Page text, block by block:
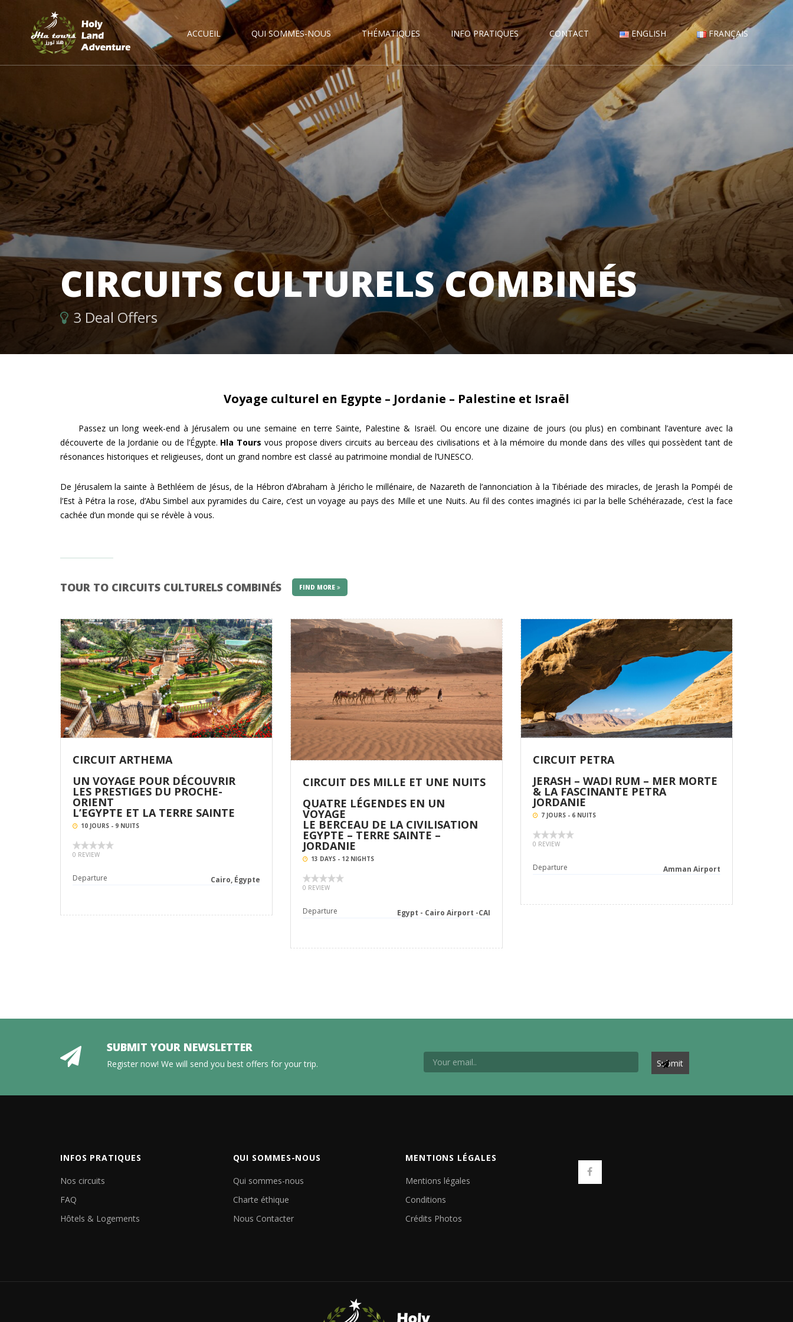
ACCUEIL QUI SOMMES-NOUS THÉMATIQUES INFO PRATIQUES CONTACT ENGLISH FRANÇAIS
CIRCUITS CULTURELS COMBINÉS
3 Deal Offers
Voyage culturel en Egypte – Jordanie – Palestine et Israël
Passez un long week-end à Jérusalem ou une semaine en terre Sainte, Palestine & Israël. Ou encore une dizaine de jours (ou plus) en combinant l’aventure avec la
découverte de la Jordanie ou de l’Égypte. Hla Tours vous propose divers circuits au berceau des civilisations et à la mémoire du monde dans des villes qui possèdent tant de
résonances historiques et religieuses, dont un grand nombre est classé au patrimoine mondial de l’UNESCO.
De Jérusalem la sainte à Bethléem de Jésus, de la Hébron d’Abraham à Jéricho le millénaire, de Nazareth de l’annonciation à la Tibériade des miracles, de Jerash la Pompéi de
l’Est à Pétra la rose, d’Abu Simbel aux pyramides du Caire, c’est un voyage au pays des Mille et une Nuits. Au fil des contes imaginés ici par la belle Schéhérazade, c’est la face
cachée d’un monde qui se révèle à vous.
TOUR TO CIRCUITS CULTURELS COMBINÉS FIND MORE
CIRCUIT ARTHEMA
UN VOYAGE POUR DÉCOUVRIR
LES PRESTIGES DU PROCHE-
ORIENT
L’EGYPTE ET LA TERRE SAINTE
10 JOURS - 9 NUITS
0 REVIEW
Departure Cairo, Égypte
CIRCUIT DES MILLE ET UNE NUITS
QUATRE LÉGENDES EN UN
VOYAGE
LE BERCEAU DE LA CIVILISATION
EGYPTE – TERRE SAINTE –
JORDANIE
13 DAYS - 12 NIGHTS
0 REVIEW
Departure Egypt - Cairo Airport -CAI
CIRCUIT PETRA
JERASH – WADI RUM – MER MORTE
& LA FASCINANTE PETRA
JORDANIE
7 JOURS - 6 NUITS
0 REVIEW
Departure Amman Airport
SUBMIT YOUR NEWSLETTER
Register now! We will send you best offers for your trip.
INFOS PRATIQUES
Nos circuits
FAQ
Hôtels & Logements
QUI SOMMES-NOUS
Qui sommes-nous
Charte éthique
Nous Contacter
MENTIONS LÉGALES
Mentions légales
Conditions
Crédits Photos